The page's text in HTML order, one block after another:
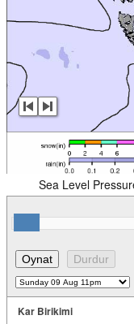
Sea Level
Kar Birikimi